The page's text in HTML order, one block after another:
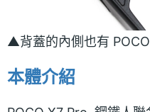
▲背蓋的內側也有
本體介紹